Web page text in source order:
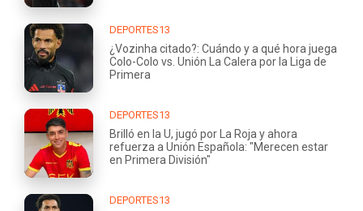
DEPORTES13
¿Vozinha citado?: Cuándo y a qué hora juega
Colo-Colo vs. Unión La Calera por la Liga de
Primera
DEPORTES13
Brilló en la U, jugó por La Roja y ahora
refuerza a Unión Española: "Merecen estar
en Primera División"
DEPORTES13